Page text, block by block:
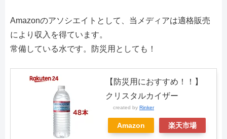
Amazonのアソシエイトとして、当メディアは適格販売
により収入を得ています。
常備している水です。防災用としても！
【防災用におすすめ！！】
クリスタルカイザー
created by Rinker
Amazon 楽天市場